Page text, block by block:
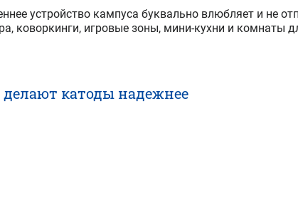
устройство кампуса буквально влюбляет и не
коворкинги, игровые зоны, мини-кухни и комнаты
катоды надежнее